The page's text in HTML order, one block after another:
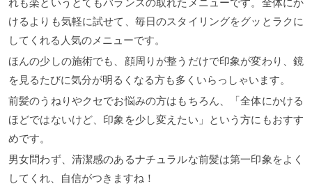
れも楽というとてもバランスの取れたメニューです。全体にか
けるよりも気軽に試せて、毎日のスタイリングをグッとラクに
してくれる人気のメニューです。
ほんの少しの施術でも、顔周りが整うだけで印象が変わり、鏡
を見るたびに気分が明るくなる方も多くいらっしゃいます。
前髪のうねりやクセでお悩みの方はもちろん、「全体にかける
ほどではないけど、印象を少し変えたい」という方にもおすす
めです。
男女問わず、清潔感のあるナチュラルな前髪は第一印象をよく
してくれ、自信がつきますね！